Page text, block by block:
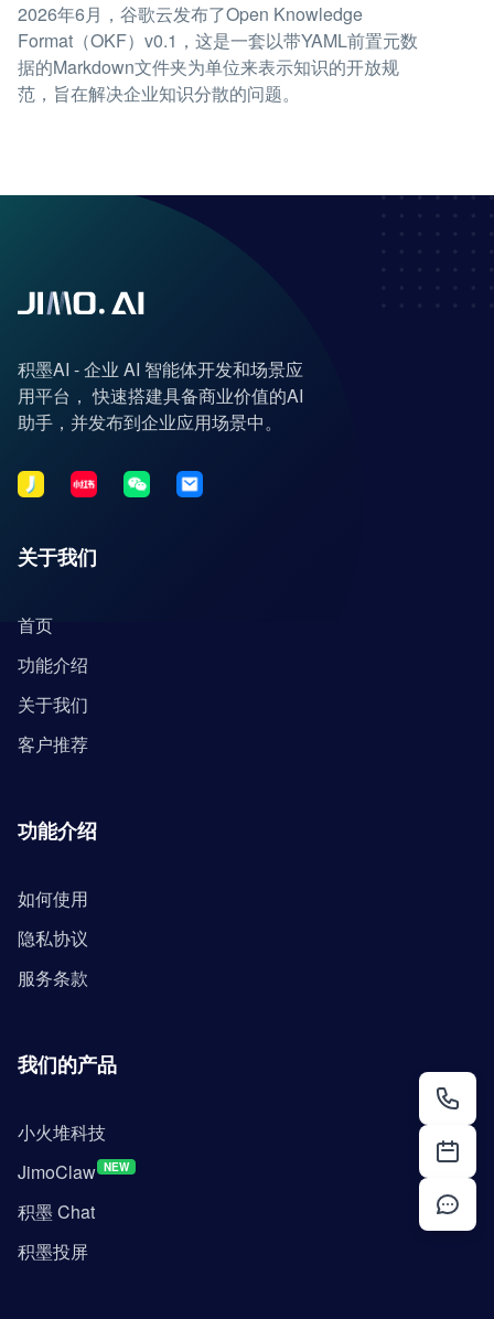
2026年6月，谷歌云发布了Open Knowledge
Format（OKF）v0.1，这是一套以带YAML前置元数
据的Markdown文件夹为单位来表示知识的开放规
范，旨在解决企业知识分散的问题。
积墨AI - 企业 AI 智能体开发和场景应
用平台， 快速搭建具备商业价值的AI
助手，并发布到企业应用场景中。
关于我们
首页
功能介绍
关于我们
客户推荐
功能介绍
如何使用
隐私协议
服务条款
我们的产品
小火堆科技
JimoClaw NEW
积墨 Chat
积墨投屏